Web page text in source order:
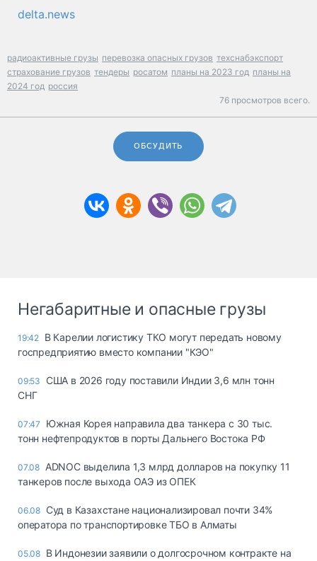
delta.news
радиоактивные грузы перевозка опасных грузов техснабэкспорт
страхование грузов тендеры росатом планы на 2023 год планы на
2024 год россия
76 просмотров всего.
ОБСУДИТЬ
Негабаритные и опасные грузы
19:42 В Карелии логистику ТКО могут передать новому
госпредприятию вместо компании "КЭО"
09:53
США в 2026 году поставили Индии 3,6 млн тонн
СНГ
07:47
Южная Корея направила два танкера с 30 тыс.
тонн нефтепродуктов в порты Дальнего Востока РФ
07.08 ADNOC выделила 1,3 млрд долларов на покупку 11
танкеров после выхода ОАЭ из ОПЕК
06.08 Суд в Казахстане национализировал почти 34%
оператора по транспортировке ТБО в Алматы
05.08 В Индонезии заявили о долгосрочном контракте на